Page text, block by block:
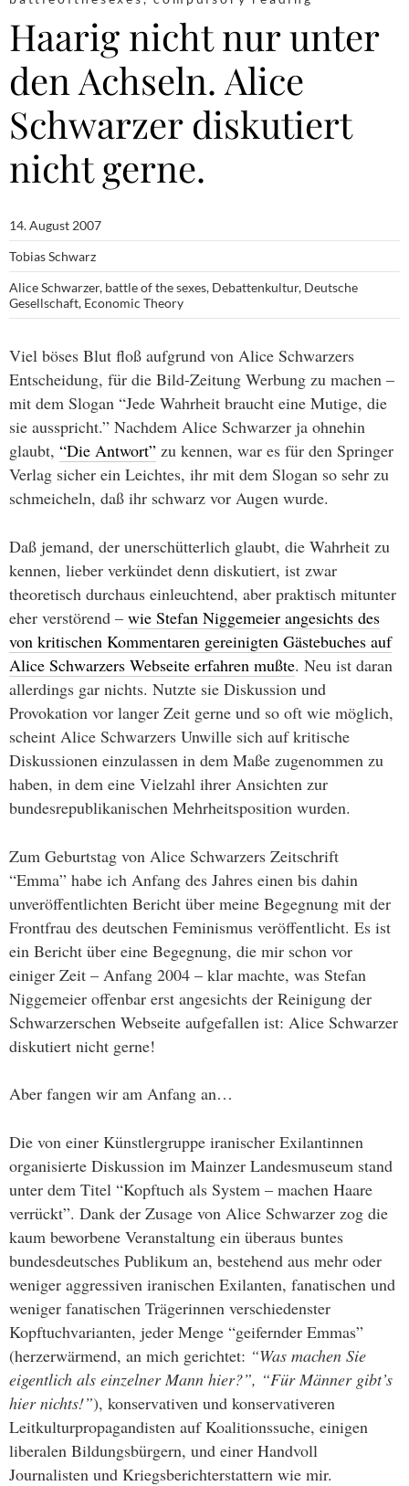
Haarig nicht nur unter
den Achseln. Alice
Schwarzer diskutiert
nicht gerne.
14. August 2007
Tobias Schwarz
Alice Schwarzer, battle of the sexes, Debattenkultur, Deutsche
Gesellschaft, Economic Theory
Viel böses Blut floß aufgrund von Alice Schwarzers
Entscheidung, für die Bild-Zeitung Werbung zu machen –
mit dem Slogan “Jede Wahrheit braucht eine Mutige, die
sie ausspricht.” Nachdem Alice Schwarzer ja ohnehin
glaubt, “Die Antwort” zu kennen, war es für den Springer
Verlag sicher ein Leichtes, ihr mit dem Slogan so sehr zu
schmeicheln, daß ihr schwarz vor Augen wurde.
Daß jemand, der unerschütterlich glaubt, die Wahrheit zu
kennen, lieber verkündet denn diskutiert, ist zwar
theoretisch durchaus einleuchtend, aber praktisch mitunter
eher verstörend – wie Stefan Niggemeier angesichts des
von kritischen Kommentaren gereinigten Gästebuches auf
Alice Schwarzers Webseite erfahren mußte. Neu ist daran
allerdings gar nichts. Nutzte sie Diskussion und
Provokation vor langer Zeit gerne und so oft wie möglich,
scheint Alice Schwarzers Unwille sich auf kritische
Diskussionen einzulassen in dem Maße zugenommen zu
haben, in dem eine Vielzahl ihrer Ansichten zur
bundesrepublikanischen Mehrheitsposition wurden.
Zum Geburtstag von Alice Schwarzers Zeitschrift
“Emma” habe ich Anfang des Jahres einen bis dahin
unveröffentlichten Bericht über meine Begegnung mit der
Frontfrau des deutschen Feminismus veröffentlicht. Es ist
ein Bericht über eine Begegnung, die mir schon vor
einiger Zeit – Anfang 2004 – klar machte, was Stefan
Niggemeier offenbar erst angesichts der Reinigung der
Schwarzerschen Webseite aufgefallen ist: Alice Schwarzer
diskutiert nicht gerne!
Aber fangen wir am Anfang an…
Die von einer Künstlergruppe iranischer Exilantinnen
organisierte Diskussion im Mainzer Landesmuseum stand
unter dem Titel “Kopftuch als System – machen Haare
verrückt”. Dank der Zusage von Alice Schwarzer zog die
kaum beworbene Veranstaltung ein überaus buntes
bundesdeutsches Publikum an, bestehend aus mehr oder
weniger aggressiven iranischen Exilanten, fanatischen und
weniger fanatischen Trägerinnen verschiedenster
Kopftuchvarianten, jeder Menge “geifernder Emmas”
(herzerwärmend, an mich gerichtet: “Was machen Sie
eigentlich als einzelner Mann hier?”, “Für Männer gibt’s
hier nichts!”), konservativen und konservativeren
Leitkulturpropagandisten auf Koalitionssuche, einigen
liberalen Bildungsbürgern, und einer Handvoll
Journalisten und Kriegsberichterstattern wie mir.